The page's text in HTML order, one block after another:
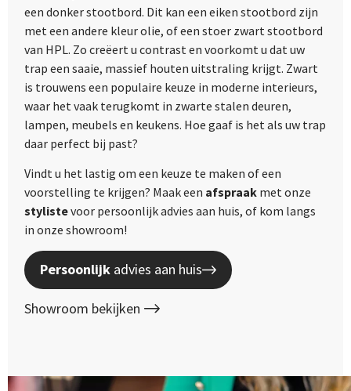
een donker stootbord. Dit kan een eiken stootbord zijn
met een andere kleur olie, of een stoer zwart stootbord
van HPL. Zo creëert u contrast en voorkomt u dat uw
trap een saaie, massief houten uitstraling krijgt. Zwart
is trouwens een populaire keuze in moderne interieurs,
waar het vaak terugkomt in zwarte stalen deuren,
lampen, meubels en keukens. Hoe gaaf is het als uw trap
daar perfect bij past?
Vindt u het lastig om een keuze te maken of een
voorstelling te krijgen? Maak een afspraak met onze
stylistevoor persoonlijk advies aan huis, of kom langs
in onze showroom!
Persoonlijk advies aan huis
Showroom bekijken